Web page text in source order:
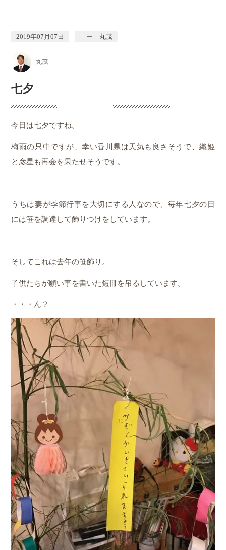
2019年07月07日 ー 丸茂
丸茂
七夕
今日は七夕ですね。
梅雨の只中ですが、幸い香川県は天気も良さそうで、織姫
と彦星も再会を果たせそうです。
うちは妻が季節行事を大切にする人なので、毎年七夕の日
には笹を調達して飾りつけをしています。
そしてこれは去年の笹飾り。
子供たちが願い事を書いた短冊を吊るしています。
・・・ん？